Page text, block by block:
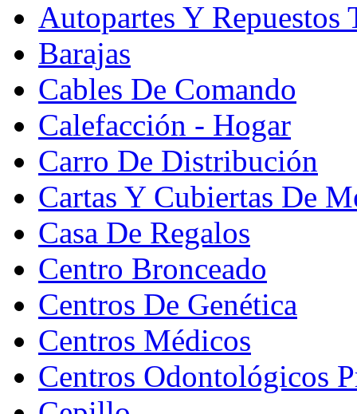
Autopartes Y Repuestos
Barajas
Cables De Comando
Calefacción - Hogar
Carro De Distribución
Cartas Y Cubiertas De
Casa De Regalos
Centro Bronceado
Centros De Genética
Centros Médicos
Centros Odontológicos